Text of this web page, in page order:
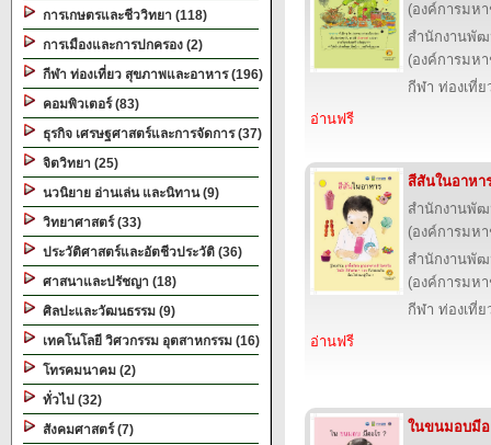
การเกษตรและชีววิทยา (118)
การเมืองและการปกครอง (2)
กีฬา ท่องเที่ยว สุขภาพและอาหาร (196)
คอมพิวเตอร์ (83)
ธุรกิจ เศรษฐศาสตร์และการจัดการ (37)
จิตวิทยา (25)
นวนิยาย อ่านเล่น และนิทาน (9)
วิทยาศาสตร์ (33)
ประวัติศาสตร์และอัตชีวประวัติ (36)
ศาสนาและปรัชญา (18)
ศิลปะและวัฒนธรรม (9)
เทคโนโลยี วิศวกรรม อุตสาหกรรม (16)
โทรคมนาคม (2)
ทั่วไป (32)
สังคมศาสตร์ (7)
(องค์การมห
สำนักงานพัฒ
(องค์การมห
กีฬา ท่องเที่
อ่านฟรี
สีสันในอาหา
สำนักงานพัฒ
(องค์การมห
สำนักงานพัฒ
(องค์การมห
กีฬา ท่องเที่
อ่านฟรี
ในขนมอบมีอ